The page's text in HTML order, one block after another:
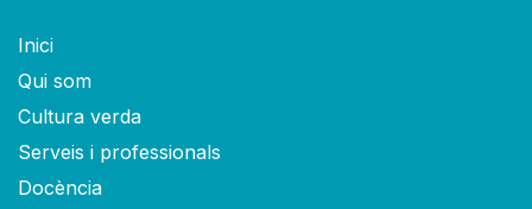
Inici
Qui som
Cultura verda
Serveis i professionals
Docència